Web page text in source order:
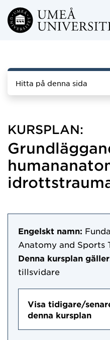
Hoppa direkt till
Hitta på denna sida
KURSPLAN:
Engelskt namn:
Anatomy and Sports
Denna kursplan
tillsvidare
Visa tidigare/
denna kursplan